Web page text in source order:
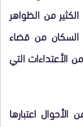
من الظواهر
السكان من قضاء
الأعتداءات التي
اعتبارها